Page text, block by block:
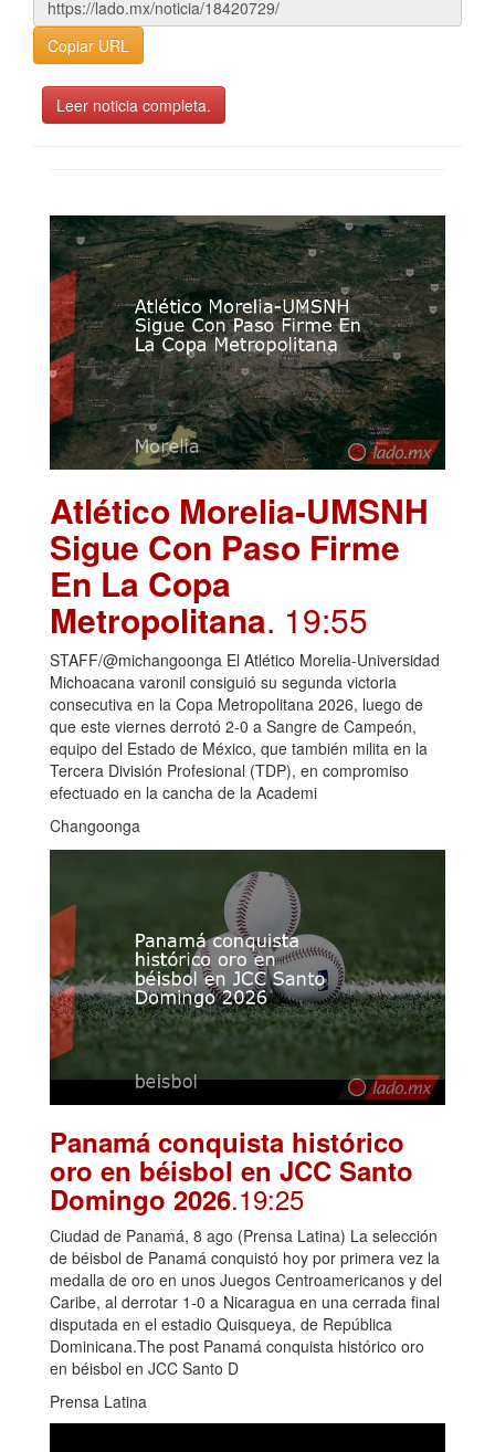
Copiar URL
Leer noticia completa.
Atlético Morelia-UMSNH
Sigue Con Paso Firme
En La Copa
Metropolitana. 19:55
STAFF/@michangoonga El Atlético Morelia-Universidad
Michoacana varonil consiguió su segunda victoria
consecutiva en la Copa Metropolitana 2026, luego de
que este viernes derrotó 2-0 a Sangre de Campeón,
equipo del Estado de México, que también milita en la
Tercera División Profesional (TDP), en compromiso
efectuado en la cancha de la Academi
Changoonga
Panamá conquista histórico
oro en béisbol en JCC Santo
Domingo 2026.19:25
Ciudad de Panamá, 8 ago (Prensa Latina) La selección
de béisbol de Panamá conquistó hoy por primera vez la
medalla de oro en unos Juegos Centroamericanos y del
Caribe, al derrotar 1-0 a Nicaragua en una cerrada final
disputada en el estadio Quisqueya, de República
Dominicana.The post Panamá conquista histórico oro
en béisbol en JCC Santo D
Prensa Latina